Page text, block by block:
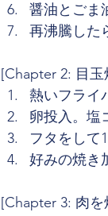
醤油とごま
再沸騰した
[Chapter 2: 目玉
熱いフライ
卵投入。塩
フタをして
好みの焼き
[Chapter 3: 肉を